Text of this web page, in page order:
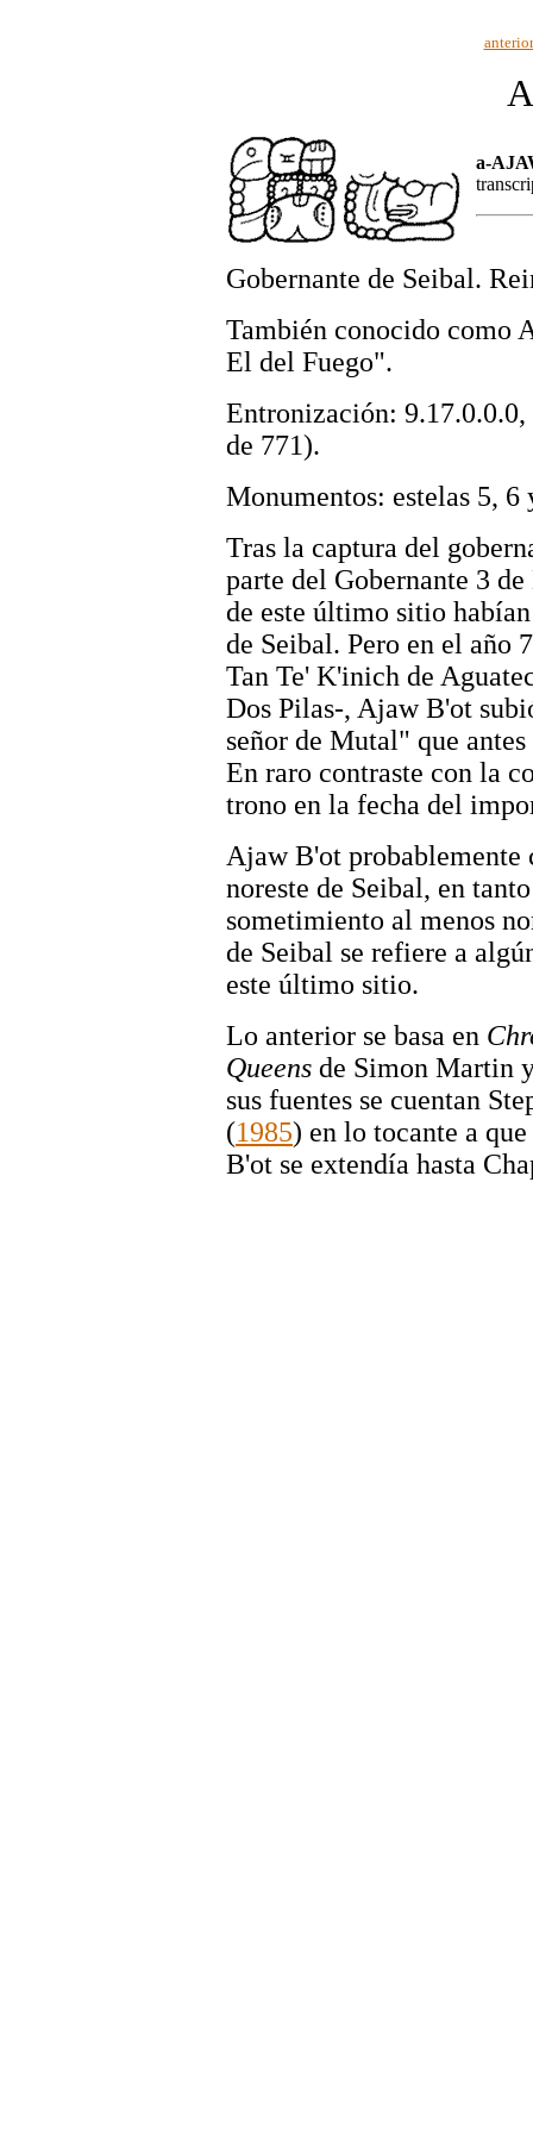
anterior
a-
Gobernante de Seibal.
También conocido como
El del Fuego".
Entronización:
de 771).
Monumentos: estelas 5, 6
Tras la captura del
parte del Gobernante 3
de este último sitio
de Seibal. Pero en el año
Tan Te' K'inich de
Dos Pilas-, Ajaw B'ot
señor de Mutal" que
En raro contraste con la
trono en la fecha del
Ajaw B'ot probablemente
noreste de Seibal, en
sometimiento al menos
de Seibal se refiere a
este último sitio.
Lo anterior se basa en
Queens de Simon Martin
sus fuentes se cuentan
(1985) en lo tocante a
B'ot se extendía hasta